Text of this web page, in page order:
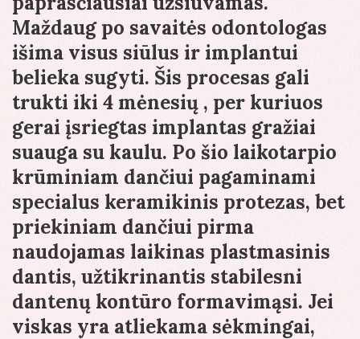
Maždaug po savaitės odontologas
išima visus siūlus ir implantui
belieka sugyti. Šis procesas gali
trukti iki 4 mėnesių , per kuriuos
gerai įsriegtas implantas gražiai
suauga su kaulu. Po šio laikotarpio
krūminiam dančiui pagaminami
specialus keramikinis protezas, bet
priekiniam dančiui pirma
naudojamas laikinas plastmasinis
dantis, užtikrinantis stabilesni
dantenų kontūro formavimąsi. Jei
viskas yra atliekama sėkmingai,